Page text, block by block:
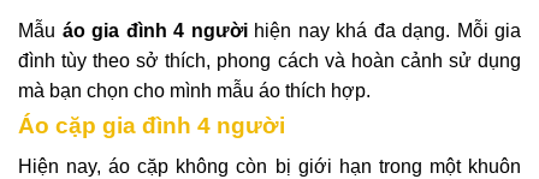
Mẫu áo gia đình 4 ngườihiện nay khá đa dạng. Mỗi gia
đình tùy theo sở thích, phong cách và hoàn cảnh sử dụng
mà bạn chọn cho mình mẫu áo thích hợp.
Áo cặp gia đình 4 người
Hiện nay, áo cặp không còn bị giới hạn trong một khuôn